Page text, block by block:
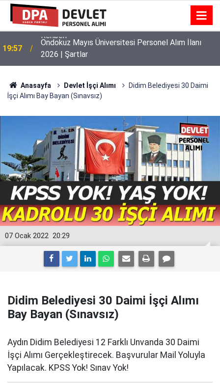
19:57
Ondokuz Mayıs Üniversitesi Personel Alım İlanı
2026 | Şartlar
Anasayfa Devlet İşçi Alımı
Didim Belediyesi 30 Daimi
İşçi Alımı Bay Bayan (Sınavsız)
20:29
07 Ocak 2022
Didim Belediyesi 30 Daimi İşçi Alımı
Bay Bayan (Sınavsız)
Aydın Didim Belediyesi 12 Farklı Unvanda 30 Daimi
İşçi Alımı Gerçekleştirecek. Başvurular Mail Yoluyla
Yapılacak. KPSS Yok! Sınav Yok!